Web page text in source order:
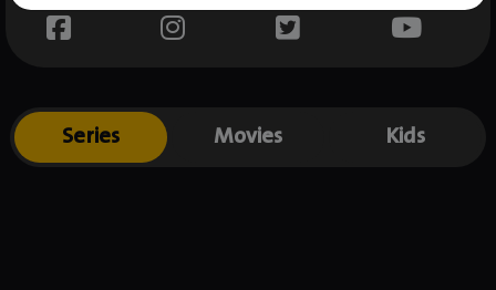
Series Movies Kids